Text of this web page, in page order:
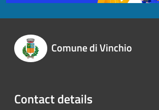
Comune di Vinchio
Contact details